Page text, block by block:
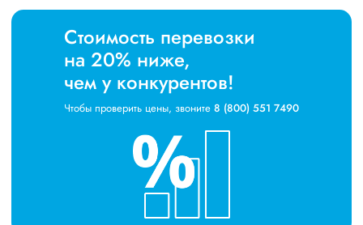
Стоимость перевозки
на 20% ниже,
чем у конкурентов!
Чтобы проверить цены, звоните 8 (800) 551 7490